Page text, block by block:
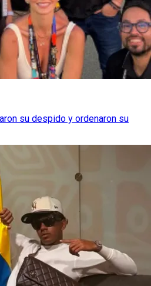
su despido y ordenaron su